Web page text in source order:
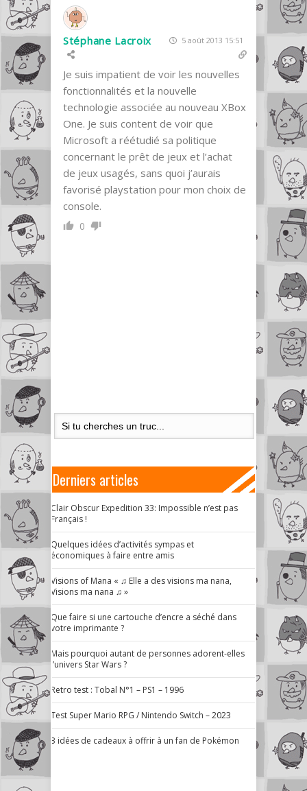
Stéphane Lacroix 5 août 2013 15:51
Je suis impatient de voir les nouvelles
fonctionnalités et la nouvelle
technologie associée au nouveau XBox
One. Je suis content de voir que
Microsoft a réétudié sa politique
concernant le prêt de jeux et l’achat
de jeux usagés, sans quoi j’aurais
favorisé playstation pour mon choix de
console.
0
Derniers articles
Clair Obscur Expedition 33: Impossible n’est pas
Français !
Quelques idées d’activités sympas et
économiques à faire entre amis
Visions of Mana « ♫ Elle a des visions ma nana,
Visions ma nana ♫ »
Que faire si une cartouche d’encre a séché dans
votre imprimante ?
Mais pourquoi autant de personnes adorent-elles
l’univers Star Wars ?
Retro test : Tobal N°1 – PS1 – 1996
Test Super Mario RPG / Nintendo Switch – 2023
3 idées de cadeaux à offrir à un fan de Pokémon